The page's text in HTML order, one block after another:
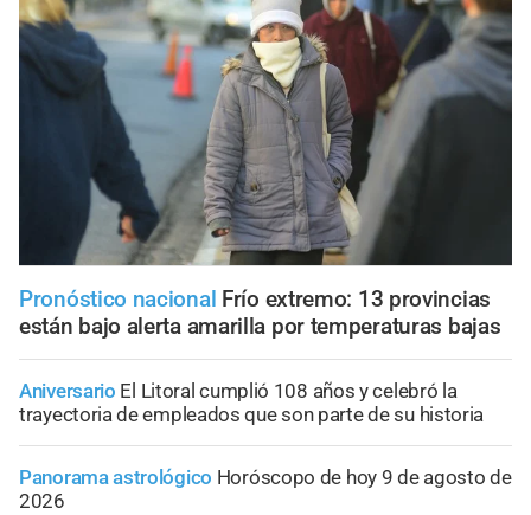
Pronóstico nacional Frío extremo: 13 provincias
están bajo alerta amarilla por temperaturas bajas
Aniversario El Litoral cumplió 108 años y celebró la
trayectoria de empleados que son parte de su historia
Panorama astrológico Horóscopo de hoy 9 de agosto de
2026